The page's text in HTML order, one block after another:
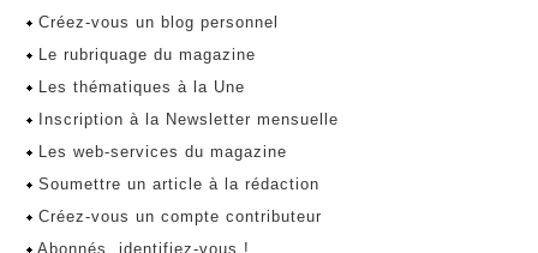
Créez-vous un blog personnel
Le rubriquage du magazine
Les thématiques à la Une
Inscription à la Newsletter mensuelle
Les web-services du magazine
Soumettre un article à la rédaction
Créez-vous un compte contributeur
Abonnés, identifiez-vous !